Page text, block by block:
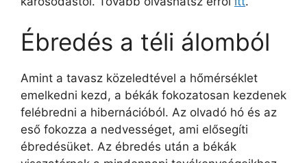
Ébredés a téli álomból
Amint a tavasz közeledtével a hőmérséklet
emelkedni kezd, a békák fokozatosan kezdenek
felébredni a hibernációból. Az olvadó hó és az
eső fokozza a nedvességet, ami elősegíti
ébredésüket. Az ébredés után a békák